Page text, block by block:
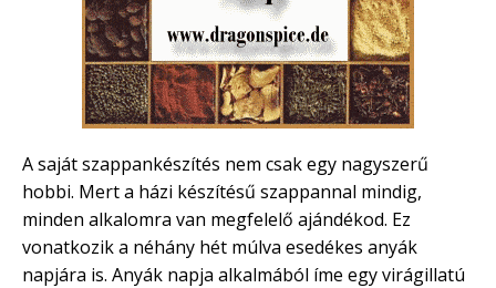
A saját szappankészítés nem csak egy nagyszerű
hobbi. Mert a házi készítésű szappannal mindig,
minden alkalomra van megfelelő ajándékod. Ez
vonatkozik a néhány hét múlva esedékes anyák
napjára is. Anyák napja alkalmából íme egy virágillatú